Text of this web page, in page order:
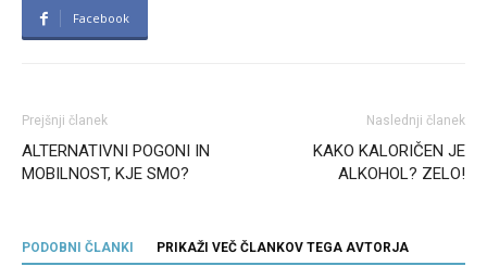
Facebook
Prejšnji članek
ALTERNATIVNI POGONI IN
MOBILNOST, KJE SMO?
Naslednji članek
KAKO KALORIČEN JE
ALKOHOL? ZELO!
PODOBNI ČLANKI PRIKAŽI VEČ ČLANKOV TEGA AVTORJA